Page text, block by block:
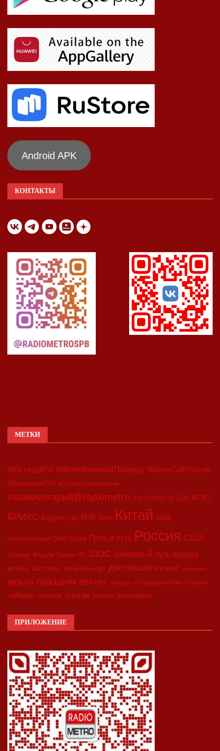
Android APK
КОНТАКТЫ
МЕТКИ
#20съездКПК #80летВеликойПобеды #ВизитСиВРоссию
#Двесессии2023 #Петербургскийдневник
#комментарий@radiometro CIIE COVID-19 G20 АТЭС
БРИКС Бодрое утро КПК Кино Китай МИД
Минкоммерции ООН ПМЭФ Пояс и путь Россия США
Тайвань Форум Харбин ЧС ШОС Шёлковый путь азиада
встреча выставка гала-концерт двесессии космос медицина
музыка праздник весны синьцзян сотрудничество спутник
тайвань торговля туризм экология экономика
ПРИЛОЖЕНИЕ